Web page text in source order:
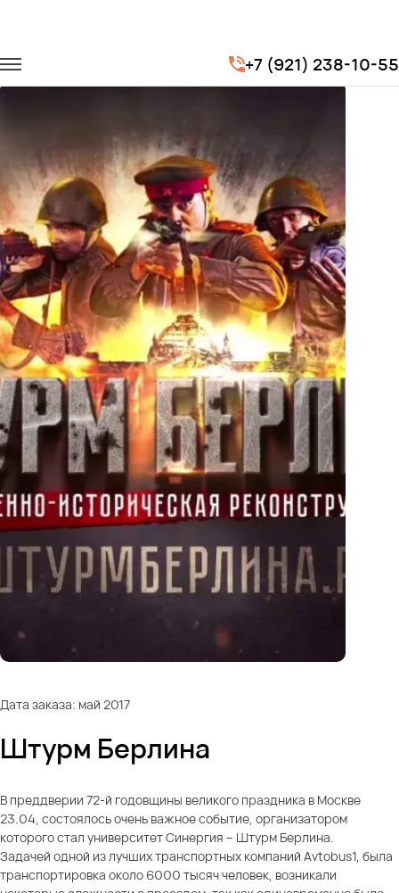
+7 (921) 238-10-55
Транспорт на мероприятия
Штурм Берлина
Дата заказа: май 2017
Штурм Берлина
В преддверии 72-й годовщины великого праздника в Москве
23.04, состоялось очень важное событие, организатором
которого стал университет Синергия – Штурм Берлина.
Задачей одной из лучших транспортных компаний Avtobus1, была
транспортировка около 6000 тысяч человек, возникали